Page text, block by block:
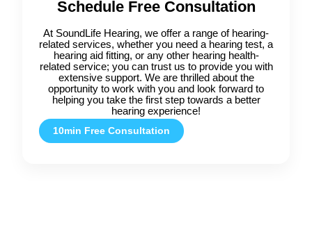
Schedule Free Consultation
At SoundLife Hearing, we offer a range of hearing-
related services, whether you need a hearing test, a
hearing aid fitting, or any other hearing health-
related service; you can trust us to provide you with
extensive support. We are thrilled about the
opportunity to work with you and look forward to
helping you take the first step towards a better
hearing experience!
10min Free Consultation